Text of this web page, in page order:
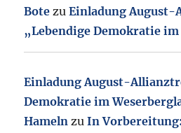
Bote zuEinladung
„Lebendige Demokratie
Einladung August-
Demokratie im
Hameln zuIn